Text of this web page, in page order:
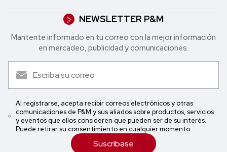
NEWSLETTER P&M
Mantente informado en tu correo con la mejor in formación
en mercadeo, publicidad y comunicaciones.
Al registrarse, acepta recibir correos electrónicos y otras
comunicaciones de P&M y sus aliados sobre productos, servicios
y eventos que ellos consideren que pueden ser de su interés.
Puede retirar su consentimiento en cualquier momento
Suscríbase